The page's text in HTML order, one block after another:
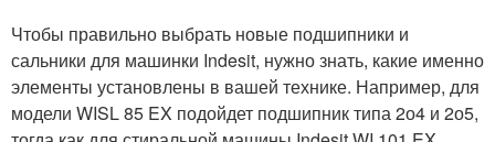
Чтобы правильно выбрать новые подшипники и
сальники для машинки Indesit, нужно знать, какие именно
элементы установлены в вашей технике. Например, для
модели WISL 85 EX подойдет подшипник типа 2о4 и 2о5,